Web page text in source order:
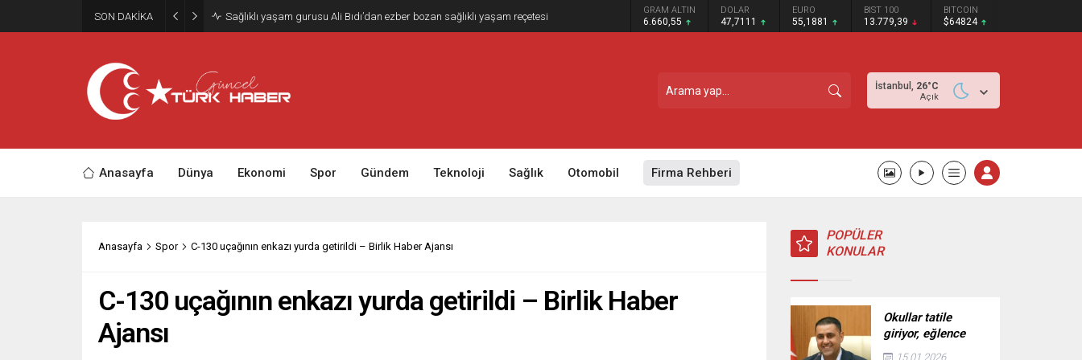
SON DAKİKA YÖKDİL/2 sınavı 9 Ağustos’ta gerçekleştirilecek GRAM ALTIN
6.660,55
DOLAR
47,7111
EURO
55,1881
BIST 100
13.779,39
BITCOIN
$64824
İstanbul, 26°C
Açık
Anasayfa Dünya Ekonomi Spor Gündem Teknoloji Sağlık Otomobil Firma Rehberi
Anasayfa Spor C-130 uçağının enkazı yurda getirildi – Birlik Haber Ajansı
C-130 uçağının enkazı yurda getirildi – Birlik Haber
Ajansı
POPÜLER
KONULAR
Okullar tatile
giriyor, eğlence
Çukurova’da
15.01.2026